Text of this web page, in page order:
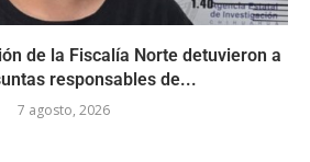
de la Fiscalía Norte detuvieron a
responsables de...
7 agosto, 2026